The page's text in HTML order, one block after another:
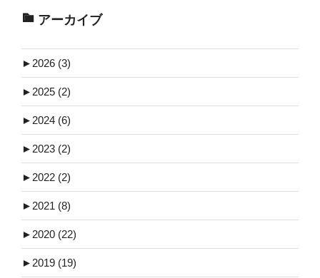
アーカイブ
► 2026 (3)
► 2025 (2)
► 2024 (6)
► 2023 (2)
► 2022 (2)
► 2021 (8)
► 2020 (22)
► 2019 (19)